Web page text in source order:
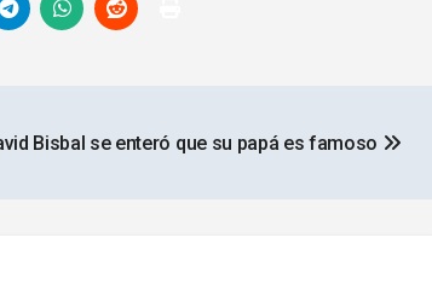
Bisbal se enteró que su papá es famoso